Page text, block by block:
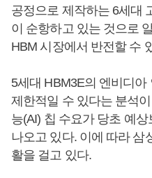
공정으로 제작하는 6세대
이 순항하고 있는 것으로
HBM 시장에서 반전할 수
5세대 HBM3E의 엔비디
제한적일 수 있다는 분석
능(AI) 칩 수요가 당초 예상
나오고 있다. 이에 따라 삼
활을 걸고 있다.